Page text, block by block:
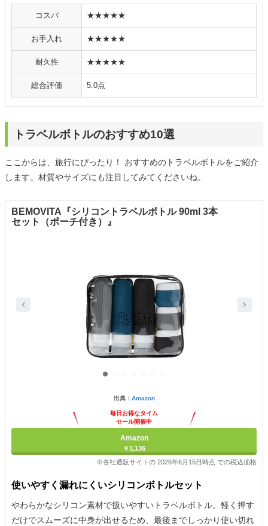
コスパ ★★★★★
お手入れ ★★★★★
耐久性 ★★★★★
総合評価 5.0点
トラベルボトルのおすすめ10選
ここからは、旅行にぴったり！ おすすめのトラベルボトルをご紹介
します。材質やサイズにも注目してみてくださいね。
BEMOVITA『シリコントラベルボトル 90ml 3本
セット（ポーチ付き）』
出典： Amazon
毎日お得なタイム
セール開催中
Amazon
￥1,136
※各社通販サイトの 2026年6月15日時点 での税込価格
使いやすく漏れにくいシリコンボトルセット
やわらかなシリコン素材で扱いやすいトラベルボトル。軽く押す
だけでスムーズに中身が出せるため、最後までしっかり使い切れ